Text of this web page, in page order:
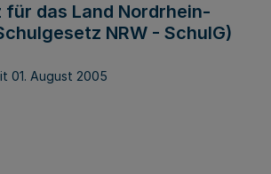
das Land Nordrhein-
NRW - SchulG)
01. August 2005